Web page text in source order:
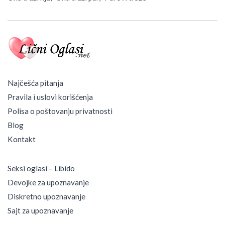
Najčešća pitanja
Pravila i uslovi korišćenja
Polisa o poštovanju privatnosti
Blog
Kontakt
Seksi oglasi – Libido
Devojke za upoznavanje
Diskretno upoznavanje
Sajt za upoznavanje